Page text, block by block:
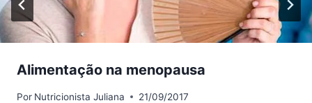
Alimentação na menopausa
Por Nutricionista Juliana 21/09/2017